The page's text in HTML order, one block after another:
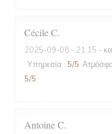
CécileC
2025-09-08 - 21:15 -
Υπηρεσία : 5/5
5/5
AntoineC